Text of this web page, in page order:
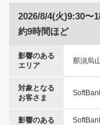
2026/8/4(火)9:30〜
約9時間ほど
影響のある
エリア
那須烏
対象となる
お客さま
影響のある